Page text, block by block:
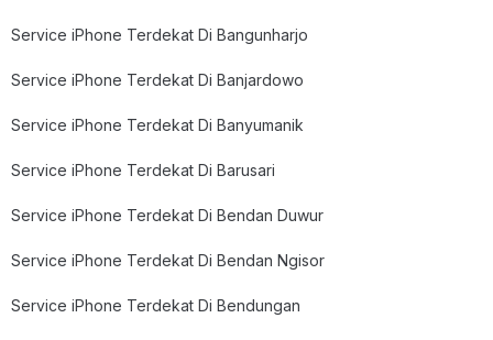
Service iPhone Terdekat Di Bangunharjo
Service iPhone Terdekat Di Banjardowo
Service iPhone Terdekat Di Banyumanik
Service iPhone Terdekat Di Barusari
Service iPhone Terdekat Di Bendan Duwur
Service iPhone Terdekat Di Bendan Ngisor
Service iPhone Terdekat Di Bendungan